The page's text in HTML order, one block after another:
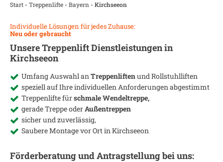
Start- Treppenlifte- Bayern - Kirchseeon
Individuelle Lösungen für jedes Zuhause:
Neu oder gebraucht
Unsere Treppenlift Dienstleistungen in
Kirchseeon
Umfang Auswahl anTreppenliftenund Rollstuhlliften
speziell auf Ihre individuellen Anforderungen abgestimmt
Treppenlifte fürschmale Wendeltreppe,
gerade Treppe oderAußentreppen
sicher und zuverlässig,
Saubere Montage vor Ort inKirchseeon
Förderberatung und Antragstellung bei uns: